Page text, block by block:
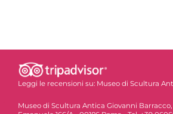
Leggi le recensioni su: Museo di Scultura
Museo di Scultura Antica Giovanni